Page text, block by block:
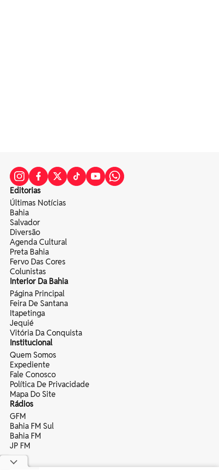
Editorias
Últimas Notícias
Bahia
Salvador
Diversão
Agenda Cultural
Preta Bahia
Fervo Das Cores
Colunistas
Interior Da Bahia
Página Principal
Feira De Santana
Itapetinga
Jequié
Vitória Da Conquista
Institucional
Quem Somos
Expediente
Fale Conosco
Política De Privacidade
Mapa Do Site
Rádios
GFM
Bahia FM Sul
Bahia FM
JP FM